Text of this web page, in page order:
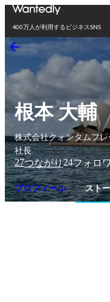
400万人が利用するビジネスSNS
根本 大輔
株式会社クォンタムフ
社長
27つながり24フォロ
プロフィール スト